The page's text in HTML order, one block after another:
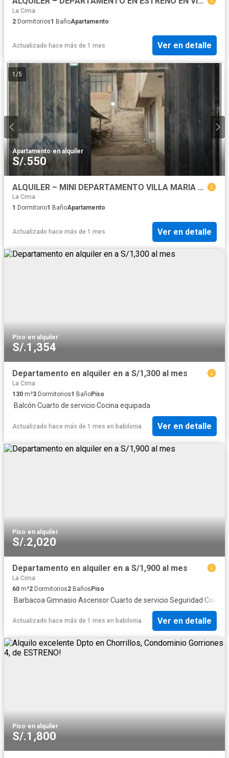
La Cima
2 Dormitorios1 BañoApartamento
Actualizado hace más de 1 mes Ver en detalle
1 /5
Apartamento·en alquiler
S/.550
ALQUILER – MINI DEPARTAMENTO VILLA MARIA DEL TRIUNFO
La Cima
1 Dormitorio1 BañoApartamento
Actualizado hace más de 1 mes Ver en detalle
Piso·en alquiler
S/.1,354
Departamento en alquiler en a S/1,300 al mes
La Cima
130 m²3 Dormitorios1 BañoPiso
·Balcón·Cuarto de servicio·Cocina equipada
Actualizado hace más de 1 mes en babilonia Ver en detalle
Piso·en alquiler
S/.2,020
Departamento en alquiler en a S/1,900 al mes
La Cima
60 m²2 Dormitorios2 BañosPiso
·Barbacoa·Gimnasio·Ascensor·Cuarto de servicio·Seguridad·
Actualizado hace más de 1 mes en babilonia Ver en detalle
Piso·en alquiler
S/.1,800